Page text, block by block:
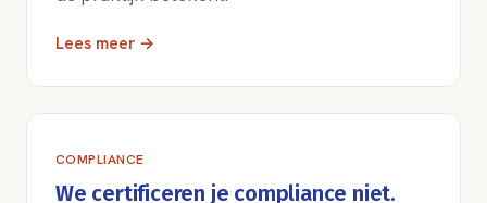
Lees meer →
COMPLIANCE
We certificeren je compliance niet.